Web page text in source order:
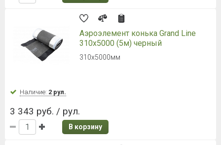
Аэроэлемент конька Grand Line
310х5000 (5м) черный
310х5000мм
Наличие: 2 рул.
3 343 руб. / рул.
В корзину